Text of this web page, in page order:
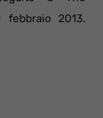
febbraio 2013.